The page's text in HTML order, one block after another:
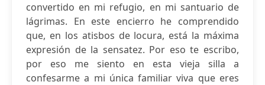
convertido en mi refugio, en mi santuario de
lágrimas. En este encierro he comprendido
que, en los atisbos de locura, está la máxima
expresión de la sensatez. Por eso te escribo,
por eso me siento en esta vieja silla a
confesarme a mi única familiar viva que eres